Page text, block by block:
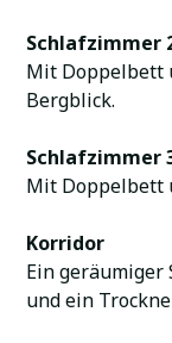
Schlafzimmer
Mit Doppelbett
Bergblick.
Schlafzimmer
Mit Doppelbett
Korridor
Ein geräumiger
und ein